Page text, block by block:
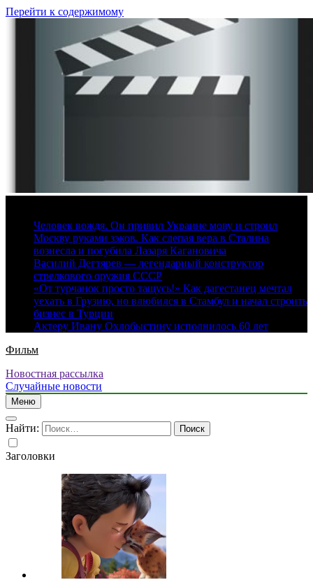
Перейти к содержимому
Человек вождя. Он привил Украине мову и строил
Москву руками зэков. Как слепая вера в Сталина
вознесла и погубила Лазаря Кагановича
Василий Дегтярев — легендарный конструктор
стрелкового оружия СССР
«От турчанок просто тащусь!» Как дагестанец мечтал
уехать в Грузию, но влюбился в Стамбул и начал строить
бизнес в Турции
Актеру Ивану Охлобыстину исполнилось 60 лет
Фильм
Новостная рассылка
Случайные новости
Меню
Найти:
Заголовки